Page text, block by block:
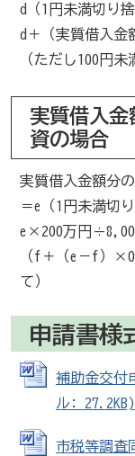
d（1円未満切り捨
d＋（実質借入
（ただし100円未
実質借入金
資の場合
実質借入金額分
＝e（1円未満切り
e×200万円
（f＋（e－f）
て）
申請書様
補助金交付
ル: 27.2KB)
市税等調査